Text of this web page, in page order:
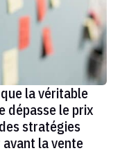
la véritable
dépasse le prix
stratégies
la vente